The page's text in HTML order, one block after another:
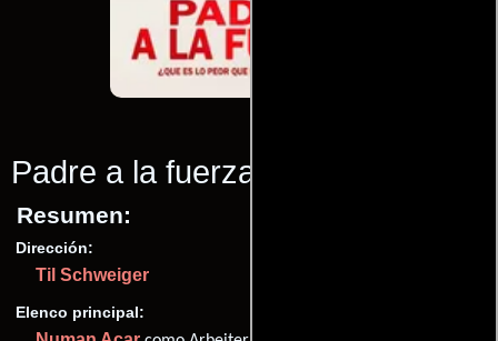
Padre a la fuerza
Resumen:
Dirección:
Til Schweiger
Elenco principal: